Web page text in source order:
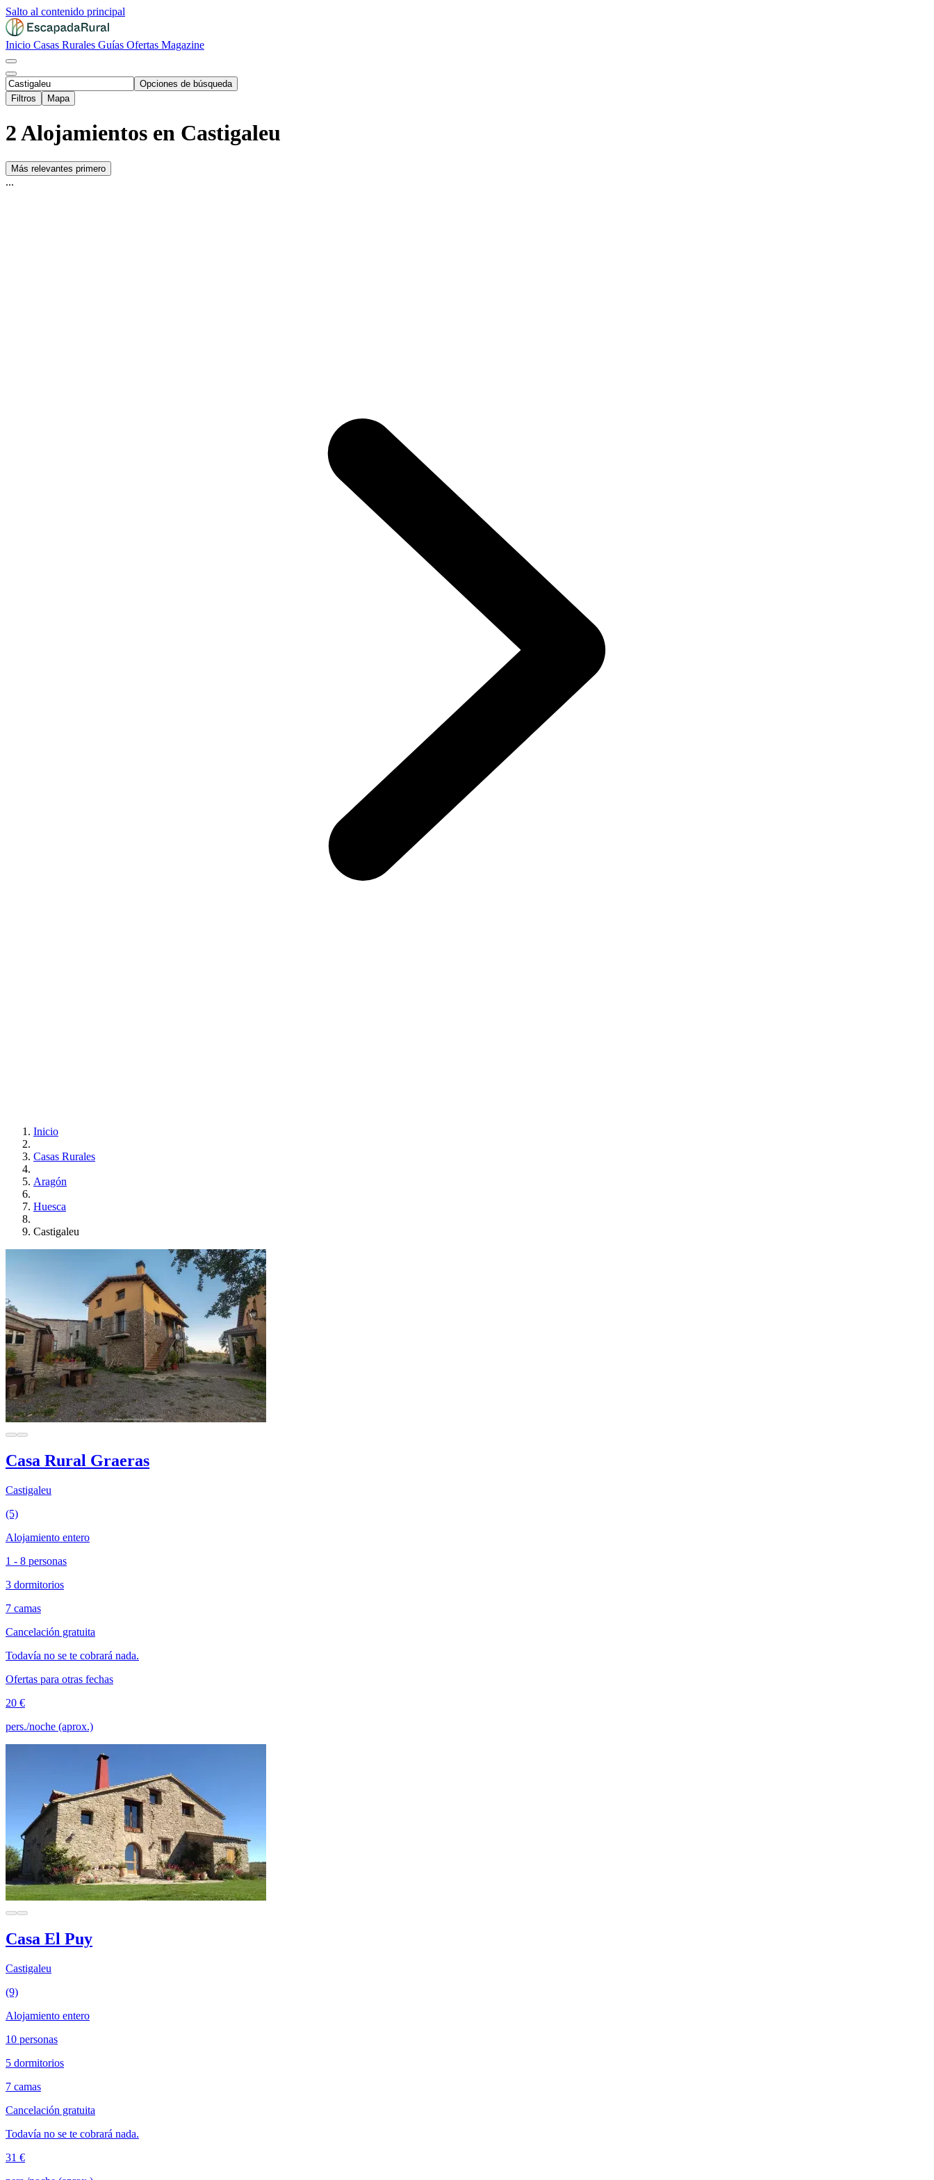
Salto al contenido principal
Inicio Casas Rurales Guías Ofertas Magazine
Opciones de búsqueda
Filtros
Mapa
2 Alojamientos en Castigaleu
Más relevantes primero
...
Inicio
Casas Rurales
Aragón
Huesca
Castigaleu
Casa Rural Graeras
Castigaleu
(5)
Alojamiento entero
1 - 8 personas
3 dormitorios
7 camas
Cancelación gratuita
Todavía no se te cobrará nada.
Ofertas para otras fechas
20 €
pers./noche (aprox.)
Casa El Puy
Castigaleu
(9)
Alojamiento entero
10 personas
5 dormitorios
7 camas
Cancelación gratuita
Todavía no se te cobrará nada.
31 €